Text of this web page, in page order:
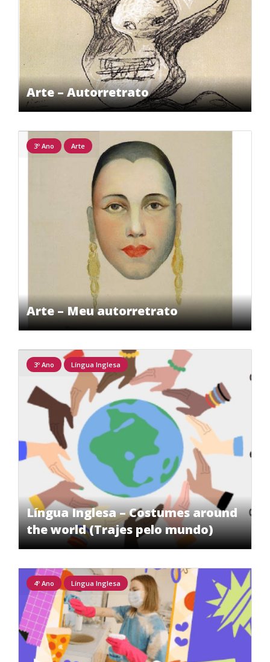
Arte – Autorretrato
Arte – Meu autorretrato
3º Ano Arte
Língua Inglesa – Costumes around
the world (Trajes pelo mundo)
3º Ano Língua Inglesa
4º Ano Língua Inglesa